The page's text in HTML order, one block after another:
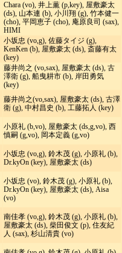
Chara (vo), 井上薫 (p,key), 屋敷豪太
(ds), 山本連 (b), 小川翔 (g), 竹本健一
(cho), 平岡恵子 (cho), 庵原良司 (sax),
HIMI
小坂忠 (vo,g), 佐藤タイジ (g),
KenKen (b), 屋敷豪太 (ds), 斎藤有太
(key)
藤井尚之 (vo,sax), 屋敷豪太 (ds), 古
澤衛 (g), 船曳耕市 (b), 岸田勇気
(key)
藤井尚之(vo,sax), 屋敷豪太 (ds), 古澤
衛 (g), 中村昌史 (b), 工藤拓人 (key)
小原礼 (b,vo), 屋敷豪太 (ds,g,vo), 西
慎嗣 (g,vo), 岡本定義 (g,vo)
小坂忠 (vo,g), 鈴木茂 (g), 小原礼 (b),
Dr.kyOn (key), 屋敷豪太 (ds)
小坂忠 (vo), 鈴木茂 (g), 小原礼 (b),
Dr.kyOn (key), 屋敷豪太 (ds), Aisa
(vo)
南佳孝 (vo,g), 鈴木茂 (g), 小原礼 (b),
屋敷豪太 (ds), 柴田俊文 (p), 住友紀
人 (sax), 杉山清貴 (vo)